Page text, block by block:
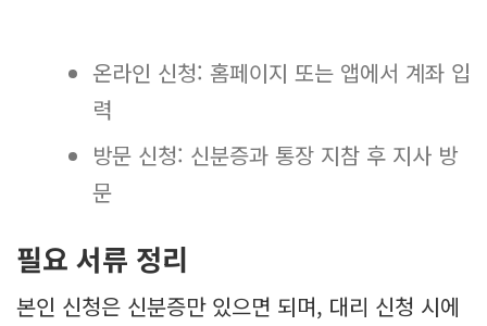
온라인 신청: 홈페이지 또는 앱에서 계좌 입
력
방문 신청: 신분증과 통장 지참 후 지사 방
문
필요 서류 정리
본인 신청은 신분증만 있으면 되며, 대리 신청 시에